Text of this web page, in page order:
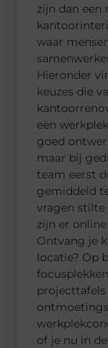
zijn dan een
waar
Hieronder
keuzes die
een
goed
maar bij
team eerst
gemiddeld
vragen stilte
zijn er
Ontvang je
locatie? Op
of je nu in de